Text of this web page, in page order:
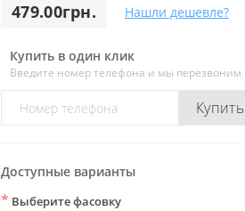
479.00грн. Нашли дешевле?
Купить в один клик
Введите номер телефона и мы перезвоним
Купить
Доступные варианты
* Выберите фасовку